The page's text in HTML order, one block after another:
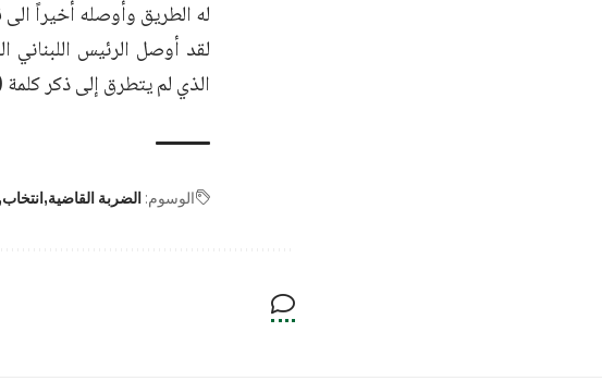
له الطريق وأوصله أخيراً
لقد أوصل الرئيس
الذي لم يتطرق إلى ذكر
الوسوم: الضربة القاضية انتخاب